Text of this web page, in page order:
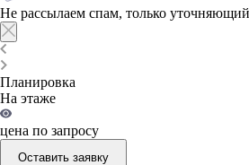
Не рассылаем спам, только
Планировка
На этаже
цена по запросу
Оставить заявку